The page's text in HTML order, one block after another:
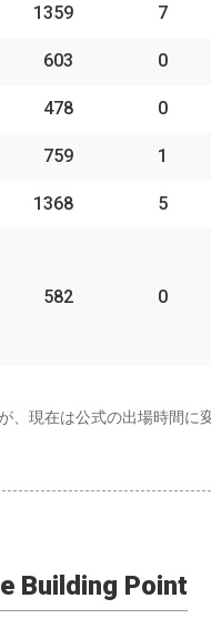
1359 7
603 0
478 0
759 1
1368 5
582 0
現在は公式の出場時間に
Building Point